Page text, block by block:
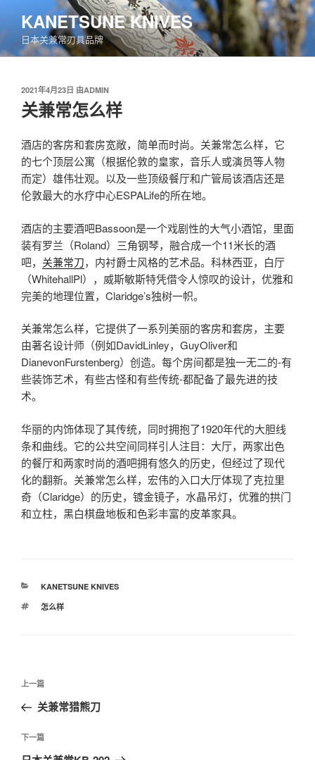
内
容
KANETSUNE KNIVES
日本关兼常刃具品牌
发
布
于
2021年4月23日 由ADMIN
关兼常怎么样
酒店的客房和套房宽敞，简单而时尚。关兼常怎么样，它
的七个顶层公寓（根据伦敦的皇家，音乐人或演员等人物
而定）雄伟壮观。以及一些顶级餐厅和广管局该酒店还是
伦敦最大的水疗中心ESPALife的所在地。
酒店的主要酒吧Bassoon是一个戏剧性的大气小酒馆，里面
装有罗兰（Roland）三角钢琴，融合成一个11米长的酒
吧， 关兼常刀，内衬爵士风格的艺术品。科林西亚，白厅
（WhitehallPl），威斯敏斯特凭借令人惊叹的设计，优雅和
完美的地理位置，Claridge’s独树一帜。
关兼常怎么样，它提供了一系列美丽的客房和套房，主要
由著名设计师（例如DavidLinley，GuyOliver和
DianevonFurstenberg）创造。每个房间都是独一无二的-有
些装饰艺术，有些古怪和有些传统-都配备了最先进的技
术。
华丽的内饰体现了其传统，同时拥抱了1920年代的大胆线
条和曲线。它的公共空间同样引人注目：大厅，两家出色
的餐厅和两家时尚的酒吧拥有悠久的历史，但经过了现代
化的翻新。关兼常怎么样，宏伟的入口大厅体现了克拉里
奇（Claridge）的历史，镀金镜子，水晶吊灯，优雅的拱门
和立柱，黑白棋盘地板和色彩丰富的皮革家具。
分
KANETSUNE KNIVES
标
怎么样
文
导
航
上
一
文
章
上一篇
关兼常猎熊刀
下
一
下一篇